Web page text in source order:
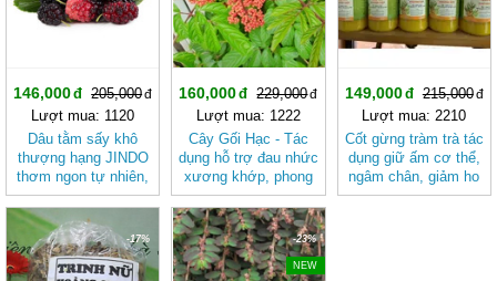
146,000
205,000
Lượt mua: 1120
Dâu tằm sấy khô
thượng hạng JINDO
thơm ngon tự nhiên,
tố cho sức khỏe &
160,000
229,000
Lượt mua: 1222
Cây Gối Hạc - Tác
dụng hỗ trợ đau nhức
xương khớp, phong
tê thấp, rong kinh,
đau bụng, kích thích
ăn uống và giảm đau
cho phụ nữ vừa sinh
đẻ JINDO
149,000
215,000
Lượt mua: 2210
Cốt gừng tràm trà tác
dụng giữ ấm cơ thể,
ngâm chân, giảm ho
chai 500ml
-17% -23%
NEW